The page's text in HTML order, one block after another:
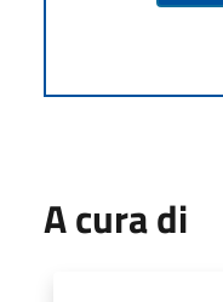
A cura di